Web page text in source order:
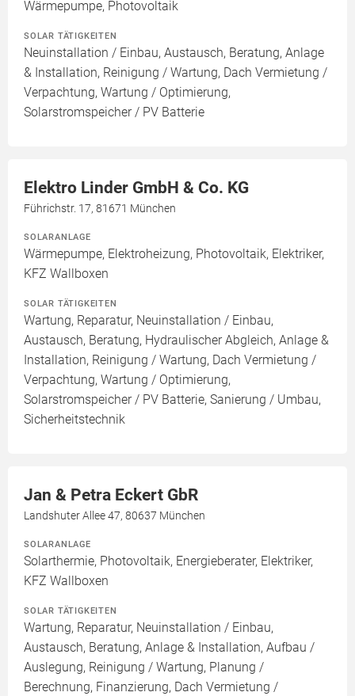
Wärmepumpe, Photovoltaik
SOLAR TÄTIGKEITEN
Neuinstallation / Einbau, Austausch, Beratung, Anlage
& Installation, Reinigung / Wartung, Dach Vermietung /
Verpachtung, Wartung / Optimierung,
Solarstromspeicher / PV Batterie
Elektro Linder GmbH & Co. KG
Führichstr. 17, 81671 München
SOLARANLAGE
Wärmepumpe, Elektroheizung, Photovoltaik, Elektriker,
KFZ Wallboxen
SOLAR TÄTIGKEITEN
Wartung, Reparatur, Neuinstallation / Einbau,
Austausch, Beratung, Hydraulischer Abgleich, Anlage &
Installation, Reinigung / Wartung, Dach Vermietung /
Verpachtung, Wartung / Optimierung,
Solarstromspeicher / PV Batterie, Sanierung / Umbau,
Sicherheitstechnik
Jan & Petra Eckert GbR
Landshuter Allee 47, 80637 München
SOLARANLAGE
Solarthermie, Photovoltaik, Energieberater, Elektriker,
KFZ Wallboxen
SOLAR TÄTIGKEITEN
Wartung, Reparatur, Neuinstallation / Einbau,
Austausch, Beratung, Anlage & Installation, Aufbau /
Auslegung, Reinigung / Wartung, Planung /
Berechnung, Finanzierung, Dach Vermietung /